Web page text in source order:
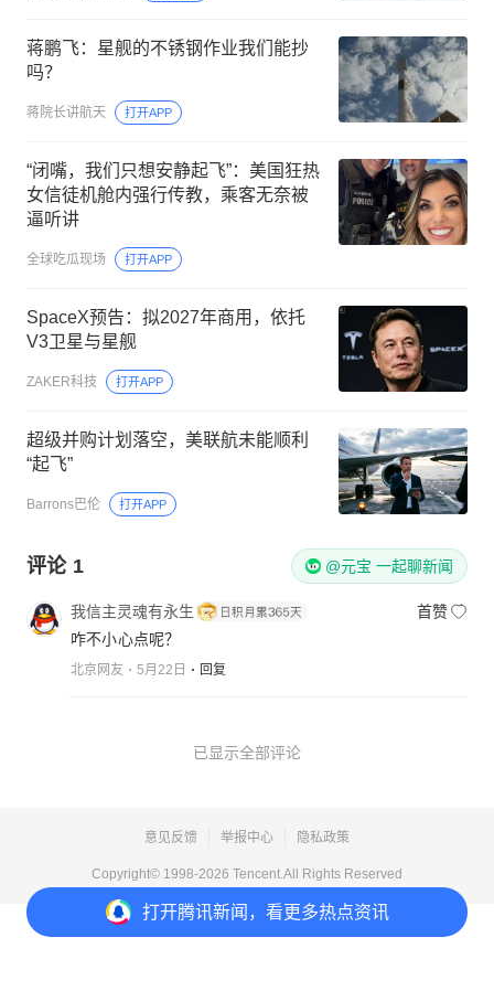
打开腾讯新闻，看更多热点资讯
蒋鹏飞：星舰的不锈钢作业我们能抄
吗？
蒋院长讲航天 打开APP
“闭嘴，我们只想安静起飞”：美国狂热
女信徒机舱内强行传教，乘客无奈被
逼听讲
全球吃瓜现场 打开APP
SpaceX预告：拟2027年商用，依托
V3卫星与星舰
ZAKER科技 打开APP
超级并购计划落空，美联航未能顺利
“起飞”
Barrons巴伦 打开APP
评论 1 @元宝 一起聊新闻
我信主灵魂有永生
首赞
咋不小心点呢？
北京网友 5月22日 回复
已显示全部评论
意见反馈 举报中心 隐私政策
Copyright© 1998-2026 Tencent.All Rights Reserved